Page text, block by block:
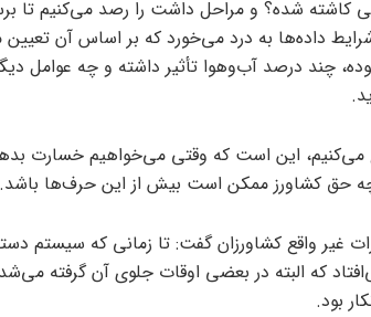
شده؟ و مراحل داشت را رصد می‌کنیم تا
داده‌ها به درد می‌خورد که بر اساس آن تعیین
چند درصد آب‌وهوا تأثیر داشته و چه عوامل
می‌کنیم، این است که وقتی می‌خواهیم خسارت
حق کشاورز ممکن است بیش از این حرف‌ها باشد.
غیر واقع کشاورزان گفت: تا زمانی که سیستم
که البته در بعضی اوقات جلوی آن گرفته
بود.